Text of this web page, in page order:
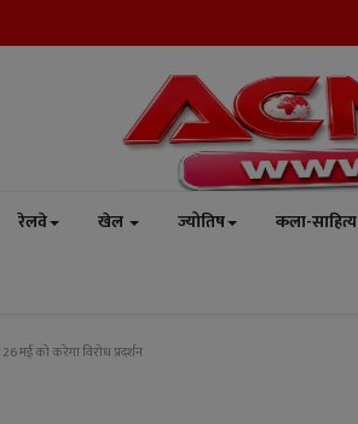
रेलवे खेल ज्योतिष कला-साहित्य
मई को करेगा विरोध प्रदर्शन